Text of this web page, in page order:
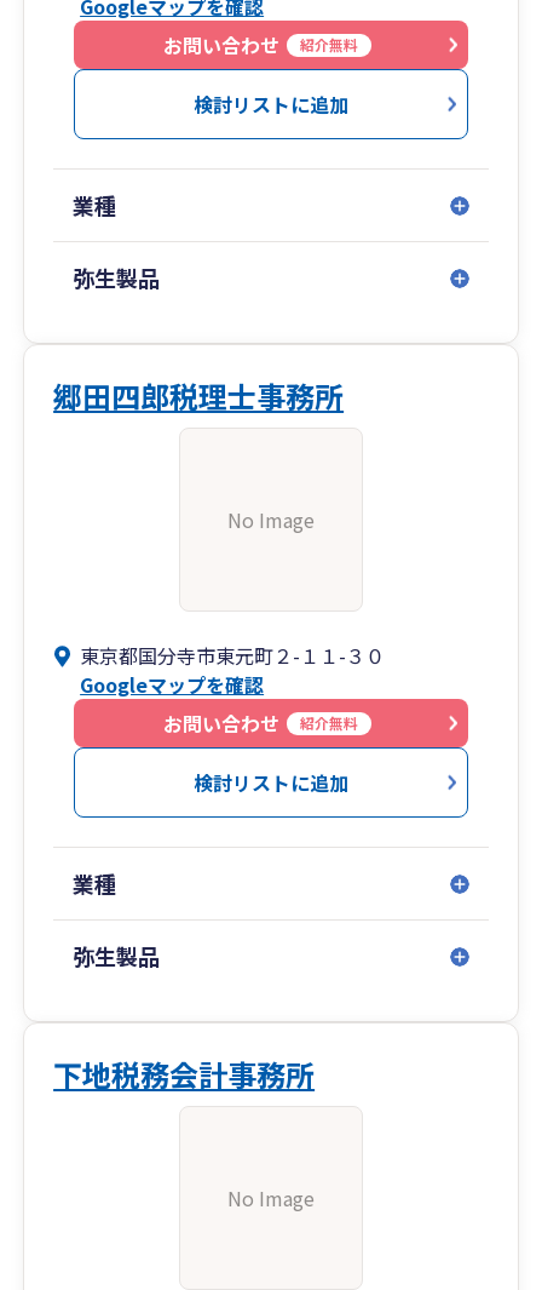
Googleマップを確認
お問い合わせ
紹介無料
検討リストに追加
業種
弥生製品
郷田四郎税理士事務所
No Image
東京都国分寺市東元町２-１１-３０
Googleマップを確認
お問い合わせ
紹介無料
検討リストに追加
業種
弥生製品
下地税務会計事務所
No Image